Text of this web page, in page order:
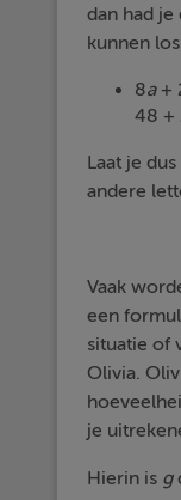
dan had
kunnen
8a+
48 +
Laat je
andere
Vaak
een
situatie of
Olivia.
je
Hierin is g